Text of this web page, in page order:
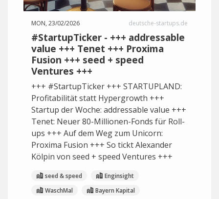
MON, 23/02/2026 deutsche-startups.de
#StartupTicker - +++ addressable
value +++ Tenet +++ Proxima
Fusion +++ seed + speed
Ventures +++
+++ #StartupTicker +++ STARTUPLAND:
Profitabilität statt Hypergrowth +++
Startup der Woche: addressable value +++
Tenet: Neuer 80-Millionen-Fonds für Roll-
ups +++ Auf dem Weg zum Unicorn:
Proxima Fusion +++ So tickt Alexander
Kölpin von seed + speed Ventures +++
seed & speed
Enginsight
WaschMal
Bayern Kapital